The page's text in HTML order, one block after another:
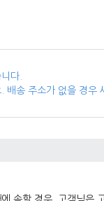
다.
송 주소가 없을 경우
속할 경우, 고객님은